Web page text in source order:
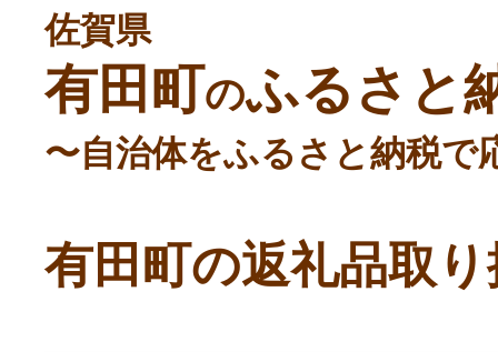
佐賀県
有田町のふるさと
〜自治体をふるさと納税で
有田町の返礼品取